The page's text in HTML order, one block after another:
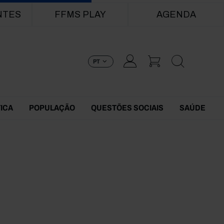
FFMS PLAY AGENDA
PT
POPULAÇÃO QUESTÕES SOCIAIS SAÚDE